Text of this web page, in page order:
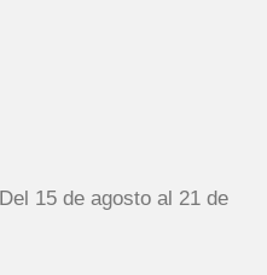
15 de agosto al 21 de